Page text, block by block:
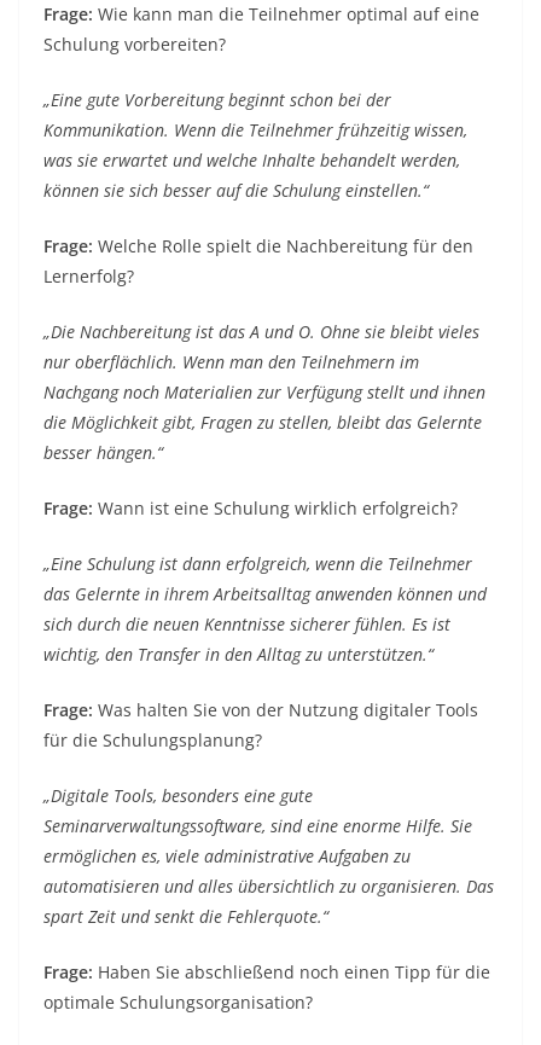
Frage: Wie kann man die Teilnehmer optimal auf eine
Schulung vorbereiten?
„Eine gute Vorbereitung beginnt schon bei der
Kommunikation. Wenn die Teilnehmer frühzeitig wissen,
was sie erwartet und welche Inhalte behandelt werden,
können sie sich besser auf die Schulung einstellen.“
Frage: Welche Rolle spielt die Nachbereitung für den
Lernerfolg?
„Die Nachbereitung ist das A und O. Ohne sie bleibt vieles
nur oberflächlich. Wenn man den Teilnehmern im
Nachgang noch Materialien zur Verfügung stellt und ihnen
die Möglichkeit gibt, Fragen zu stellen, bleibt das Gelernte
besser hängen.“
Frage: Wann ist eine Schulung wirklich erfolgreich?
„Eine Schulung ist dann erfolgreich, wenn die Teilnehmer
das Gelernte in ihrem Arbeitsalltag anwenden können und
sich durch die neuen Kenntnisse sicherer fühlen. Es ist
wichtig, den Transfer in den Alltag zu unterstützen.“
Frage: Was halten Sie von der Nutzung digitaler Tools
für die Schulungsplanung?
„Digitale Tools, besonders eine gute
Seminarverwaltungssoftware, sind eine enorme Hilfe. Sie
ermöglichen es, viele administrative Aufgaben zu
automatisieren und alles übersichtlich zu organisieren. Das
spart Zeit und senkt die Fehlerquote.“
Frage: Haben Sie abschließend noch einen Tipp für die
optimale Schulungsorganisation?